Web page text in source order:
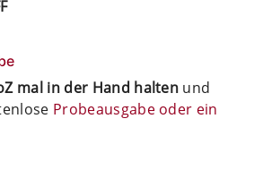
mal in der Hand halten und
Probeausgabe oder ein